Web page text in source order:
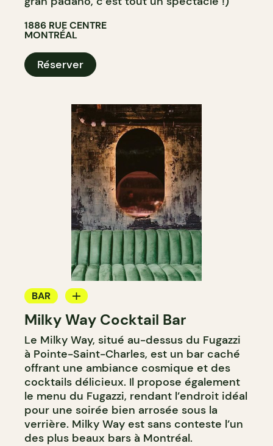
1886 RUE CENTRE
MONTRÉAL
Réserver
BAR
BAR À COCKTAIL
Milky Way Cocktail Bar
Le Milky Way, situé au-dessus du Fugazzi
à Pointe-Saint-Charles, est un bar caché
offrant une ambiance cosmique et des
cocktails délicieux. Il propose également
le menu du Fugazzi, rendant l’endroit idéal
pour une soirée bien arrosée sous la
verrière. Milky Way est sans conteste l’un
des plus beaux bars à Montréal.